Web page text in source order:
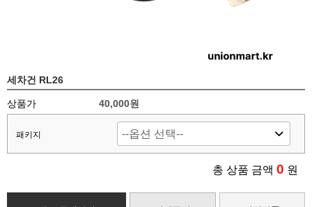
세차건 RL26
상품가 40,000원
패키지
총 상품 금액 0 원